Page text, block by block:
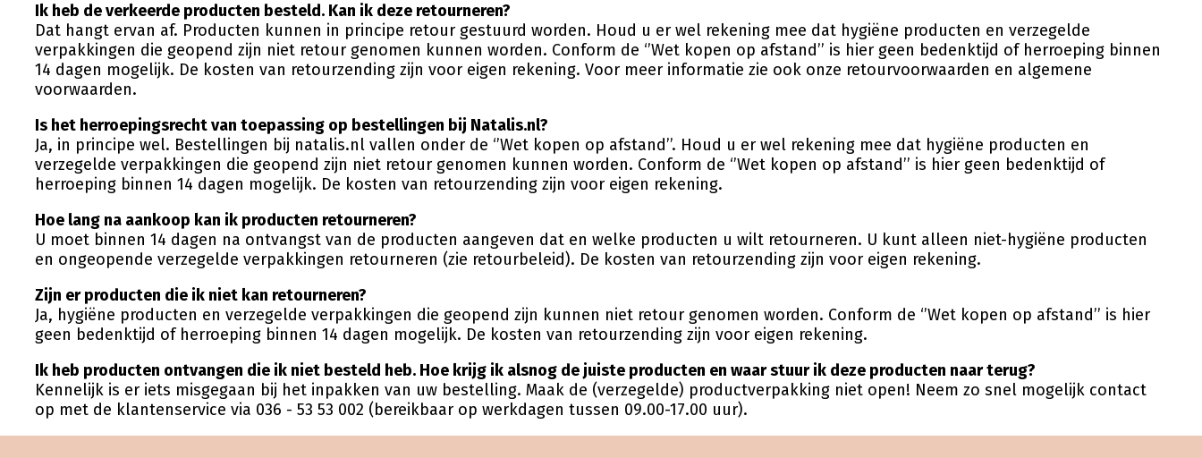
Ik heb de verkeerde producten besteld. Kan ik deze retourneren?
Dat hangt ervan af. Producten kunnen in principe retour gestuurd worden. Houd u er wel rekening mee dat hygiëne producten en verzegelde
verpakkingen die geopend zijn niet retour genomen kunnen worden. Conform de ‘’Wet kopen op afstand’’ is hier geen bedenktijd of herroeping binnen
14 dagen mogelijk. De kosten van retourzending zijn voor eigen rekening. Voor meer informatie zie ook onze retourvoorwaarden en algemene
voorwaarden.
Is het herroepingsrecht van toepassing op bestellingen bij Natalis.nl?
Ja, in principe wel. Bestellingen bij natalis.nl vallen onder de ‘’Wet kopen op afstand’’. Houd u er wel rekening mee dat hygiëne producten en
verzegelde verpakkingen die geopend zijn niet retour genomen kunnen worden. Conform de ‘’Wet kopen op afstand’’ is hier geen bedenktijd of
herroeping binnen 14 dagen mogelijk. De kosten van retourzending zijn voor eigen rekening.
Hoe lang na aankoop kan ik producten retourneren?
U moet binnen 14 dagen na ontvangst van de producten aangeven dat en welke producten u wilt retourneren. U kunt alleen niet-hygiëne producten
en ongeopende verzegelde verpakkingen retourneren (zie retourbeleid). De kosten van retourzending zijn voor eigen rekening.
Zijn er producten die ik niet kan retourneren?
Ja, hygiëne producten en verzegelde verpakkingen die geopend zijn kunnen niet retour genomen worden. Conform de ‘’Wet kopen op afstand’’ is hier
geen bedenktijd of herroeping binnen 14 dagen mogelijk. De kosten van retourzending zijn voor eigen rekening.
Ik heb producten ontvangen die ik niet besteld heb. Hoe krijg ik alsnog de juiste producten en waar stuur ik deze producten naar terug?
Kennelijk is er iets misgegaan bij het inpakken van uw bestelling. Maak de (verzegelde) productverpakking niet open! Neem zo snel mogelijk contact
op met de klantenservice via 036 - 53 53 002 (bereikbaar op werkdagen tussen 09.00-17.00 uur).